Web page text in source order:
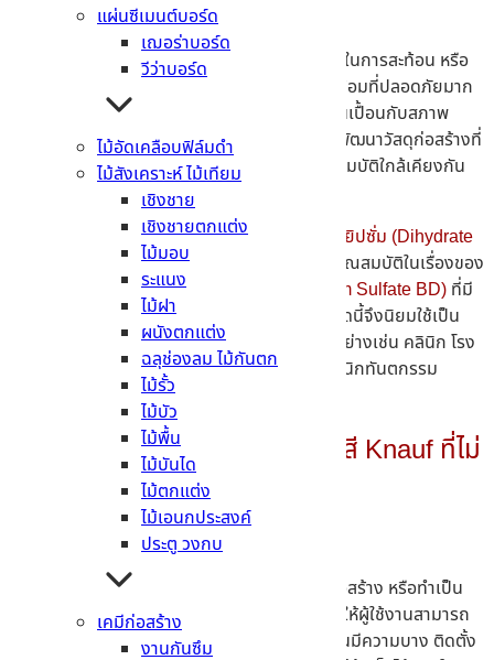
แผ่นซีเมนต์บอร์ด
เฌอร่าบอร์ด
วีว่าบอร์ด
ไม้อัดเคลือบฟิล์มดำ
ไม้สังเคราะห์ ไม้เทียม
เชิงชาย
เชิงชายตกแต่ง
ไม้มอบ
ระแนง
ไม้ฝา
ผนังตกแต่ง
ฉลุช่องลม ไม้กันตก
ไม้รั้ว
ไม้บัว
ไม้พื้น
ไม้บันได
ไม้ตกแต่ง
ไม้เอนกประสงค์
ประตู วงกบ
เคมีก่อสร้าง
งานกันซึม
มะเร็งอื่นๆ ในอวัยวะต่างๆ
ในอดีต จึงมีการใช้โลหะอย่าง
ที่มีคุณสมบัติในการสะท้อน หรือ
ป้องกันการรั่วไหลของรังสี ซึ่งจะสร้างสภาพแวดล้อมที่ปลอดภัยมาก
ขึ้นหากติดตั้ง หรือปฏิบัติงานเกี่ยวกับรังสีไม่ให้ปนเปื้อนกับสภาพ
แวดล้อมภายนอก อย่างไรก็ตามปัจจุบันได้มีการพัฒนาวัสดุก่อสร้างที่
ติดตั้งได้ง่ายกว่า ประหยัดงบประมาณ และมีคุณสมบัติใกล้เคียงกัน
อย่าง แผ่นยิปซั่มบอร์ด
โดยแผ่นวัสดุดังกล่าว ทำขึ้นมาจากส่วนผสมของ
ยิปซั่ม (Dihydrate
Gypsum) และกลาสไฟเบอร์ (Glass Fiber)
ที่มีคุณสมบัติในเรื่องของ
ความแข็งแรง ทนไฟ และแบเรียมซัลเฟต (Barium Sulfate BD) ที่มี
คุณสมบัติในการป้องกันรังสีได้ดี แผ่นยิปซั่มบอร์ดนี้จึงนิยมใช้เป็น
อย่างมาก ในสถานพยาบาลหลายรูปแบบ ยกตัวอย่างเช่น คลินิก โรง
พยาบาล ห้อง CT scan คลินิกรักษาสัตว์ หรือคลินิกทันตกรรม
คุณสมบัติของ แผ่นยิปซั่มกันรังสี Knauf ที่ไม่
ควรมองข้าม
จุดเด่นของการใช้งานแผ่นยิปซั่มบอร์ด
ในการก่อสร้าง หรือทำเป็น
ผนังกั้นห้องสำหรับใช้งานเกี่ยวกับรังสีนั้น จะช่วยให้ผู้ใช้งานสามารถ
ติดตั้ง และแบ่งสัดส่วนได้ง่ายขึ้น เนื่องจากตัวแผ่นมีความบาง ติดตั้ง